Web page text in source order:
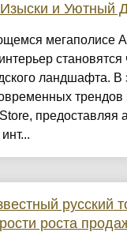
и Уютный
мегаполисе
становятся
ландшафта. В
трендов
предоставляя
русский
роста